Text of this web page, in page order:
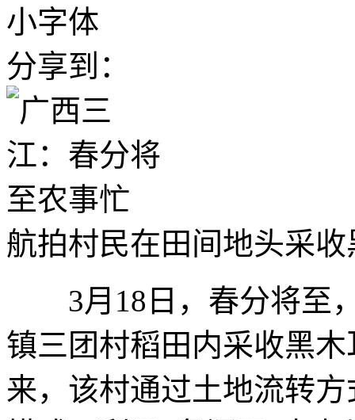
小字体
分享到：
航拍村民在田间地头采
3月18日，春分将至，
镇三团村稻田内采收黑
来，该村通过土地流转